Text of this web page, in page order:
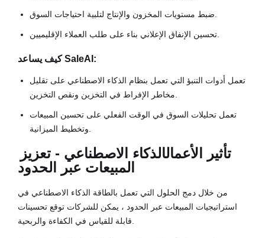
ضبط مستويات المخزون والإنتاج لتلبية احتياجات السوق.
تحسين الإنفاق الإعلاني بناء على طلب العملاء الإقليميين.
كيف يساعد SaleAI:
تعمل أدوات التنبؤ التي تعمل بنظام الذكاء الاصطناعي على تقليل
مخاطر الإفراط في التخزين ونقص التخزين.
تعمل تحليلات السوق في الوقت الفعلي على تحسين المبيعات
وتخطيط الميزانية.
تأثير الأعمالالذكاء الاصطناعي - تعزيز
المبيعات عبر الحدود
من خلال دمج الحلول التي تعمل بالطاقة الذكاء الاصطناعي في
استراتيجيات المبيعات عبر الحدود ، يمكن للشركات توقع تحسينات
قابلة للقياس في الكفاءة والربحية.